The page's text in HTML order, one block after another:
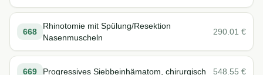
668
Rhinotomie mit Spülung/Resektion
Nasenmuscheln
290.01 €
669 Progressives Siebbeinhämatom, chirurgisch 548.55 €